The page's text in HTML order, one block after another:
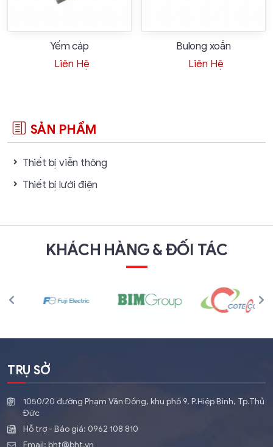
Yếm cáp
Liên Hệ
Bulong xoắn
Liên Hệ
SẢN PHẨM
Thiết bị viễn thông
Thiết bị lưới điện
KHÁCH HÀNG & ĐỐI TÁC
TRỤ SỞ
1050/20 đường Phạm Văn Đồng, khu phố 9, P.Hiệp Bình, Tp.Thủ
Đức
Hỗ trợ - Báo giá: 0962 108 810
Email: bht@bht.vn